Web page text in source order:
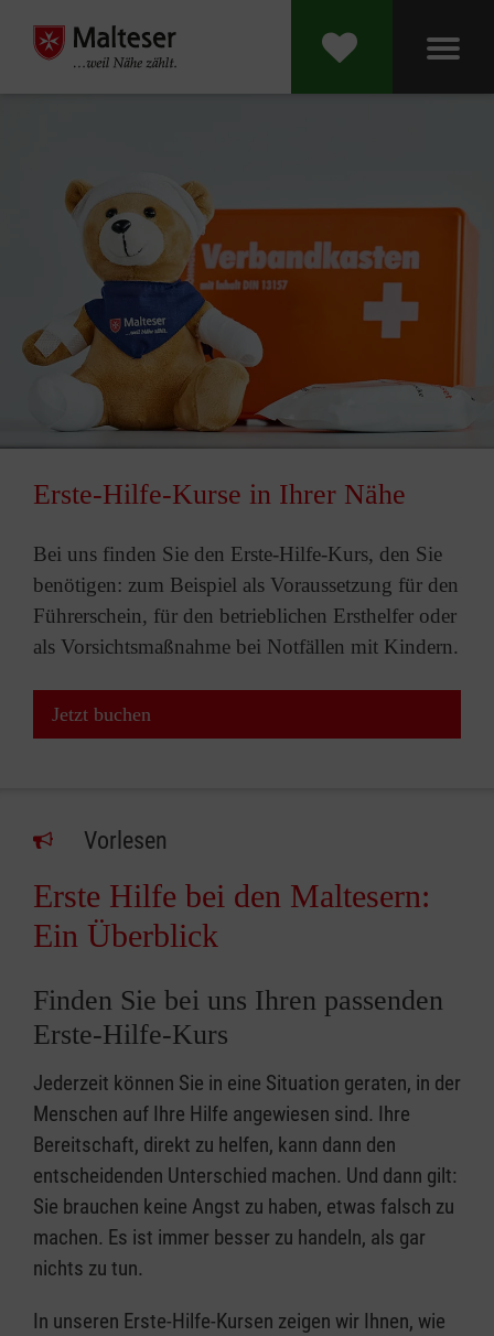
Erste-Hilfe-Kurse in Ihrer Nähe
Bei uns finden Sie den Erste-Hilfe-Kurs, den Sie
benötigen: zum Beispiel als Voraussetzung für den
Führerschein, für den betrieblichen Ersthelfer oder
als Vorsichtsmaßnahme bei Notfällen mit Kindern.
Jetzt buchen
Vorlesen
Erste Hilfe bei den Maltesern:
Ein Überblick
Finden Sie bei uns Ihren passenden
Erste-Hilfe-Kurs
Jederzeit können Sie in eine Situation geraten, in der
Menschen auf Ihre Hilfe angewiesen sind. Ihre
Bereitschaft, direkt zu helfen, kann dann den
entscheidenden Unterschied machen. Und dann gilt:
Sie brauchen keine Angst zu haben, etwas falsch zu
machen. Es ist immer besser zu handeln, als gar
nichts zu tun.
In unseren Erste-Hilfe-Kursen zeigen wir Ihnen, wie